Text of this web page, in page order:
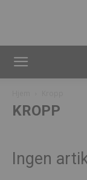
KROPP
Ingen